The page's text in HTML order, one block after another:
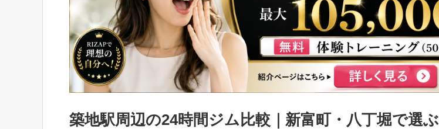
築地駅周辺の24時間ジム比較｜新富町・八丁堀で選ぶ